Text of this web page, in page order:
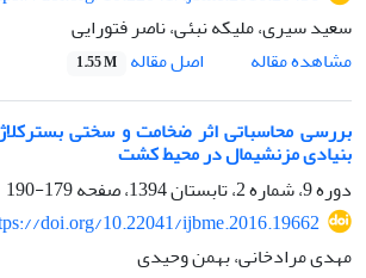
سعید سیری، ملیکه نبئی، ناصر فتورایی
مشاهده مقاله
اصل مقاله 1.55 M
دوره 9، شماره 2، تابستان 1394، صفحه
179-190
doi.org/10.22041/ijbme.2016.19662
مهدی مرادخانی، بهمن وحیدی